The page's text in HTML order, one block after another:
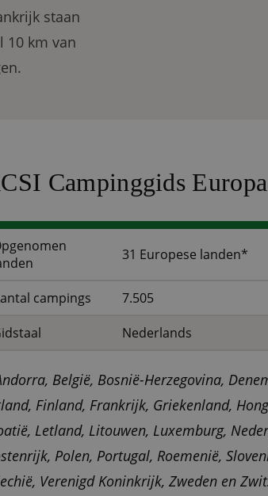
staan
10 km van
Campinggids Europa
31 Europese landen*
campings
7.505
Nederlands
België, Bosnië-Herzegovina,
Finland, Frankrijk, Griekenland,
Letland, Litouwen, Luxemburg,
Polen, Portugal, Roemenië,
Verenigd Koninkrijk, Zweden en